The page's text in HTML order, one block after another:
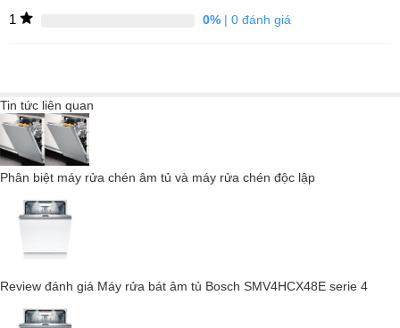
1 0%| 0 đánh giá
Tin tức liên quan
Phân biệt máy rửa chén âm tủ và máy rửa chén độc lập
Review đánh giá Máy rửa bát âm tủ Bosch SMV4HCX48E serie 4